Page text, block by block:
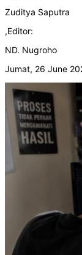
Zuditya Saputra
,Editor:
ND. Nugroho
Jumat, 26 June